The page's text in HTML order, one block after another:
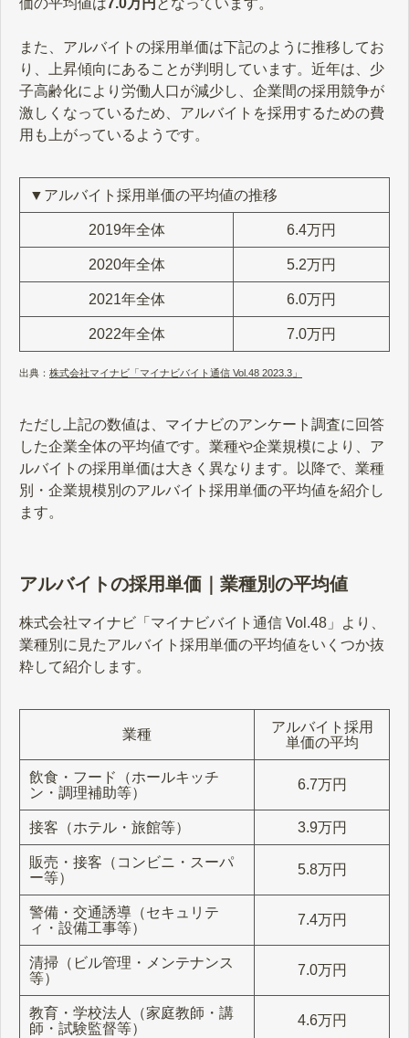
価の平均値は7.0万円 となっています。
また、アルバイトの採用単価は下記のように推移してお
り、上昇傾向にあることが判明しています。近年は、少
子高齢化により労働人口が減少し、企業間の採用競争が
激しくなっているため、アルバイトを採用するための費
用も上がっているようです。
▼アルバイト採用単価の平均値の推移
2019年全体 6.4万円
2020年全体 5.2万円
2021年全体 6.0万円
2022年全体 7.0万円
出典： 株式会社マイナビ「マイナビバイト通信 Vol.48 2023.3」
ただし上記の数値は、マイナビのアンケート調査に回答
した企業全体の平均値です。業種や企業規模により、ア
ルバイトの採用単価は大きく異なります。以降で、業種
別・企業規模別のアルバイト採用単価の平均値を紹介し
ます。
アルバイトの採用単価｜業種別の平均値
株式会社マイナビ「マイナビバイト通信 Vol.48」より、
業種別に見たアルバイト採用単価の平均値をいくつか抜
粋して紹介します。
業種
アルバイト採用
単価の平均
飲食・フード（ホールキッチ
ン・調理補助等）
6.7万円
接客（ホテル・旅館等） 3.9万円
販売・接客（コンビニ・スーパ
ー等）
5.8万円
警備・交通誘導（セキュリテ
ィ・設備工事等）
7.4万円
清掃（ビル管理・メンテナンス
等）
7.0万円
教育・学校法人（家庭教師・講
師・試験監督等）
4.6万円